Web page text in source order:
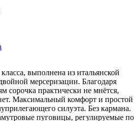
выполнена из итальянской
мерсеризации. Благодаря
сорочка практически не мнётся,
Максимальный комфорт и простой
силуэта. Без кармана.
пуговицы, регулируемые по